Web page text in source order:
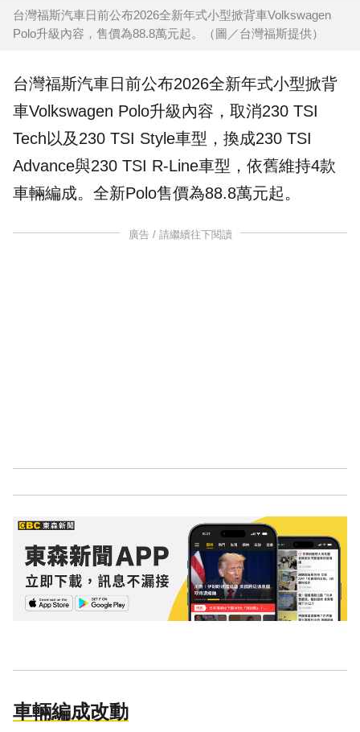
台灣福斯汽車日前公布2026全新年式小型掀背車Volkswagen
Polo升級內容，售價為88.8萬元起。（圖／台灣福斯提供）
台灣福斯汽車日前公布2026全新年式小型掀背
車Volkswagen Polo升級內容，取消230 TSI
Tech以及230 TSI Style車型，換成230 TSI
Advance與230 TSI R-Line車型，依舊維持4款
車輛編成。全新Polo售價為88.8萬元起。
廣告 / 請繼續往下閱讀
車輛編成改動